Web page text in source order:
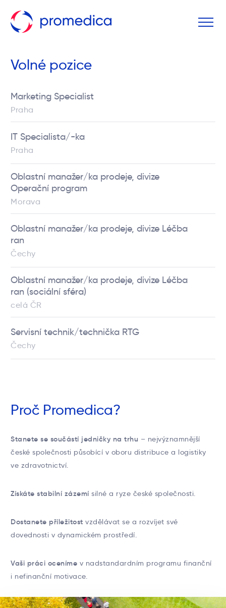
Volné pozice
Marketing Specialist
Praha
IT Specialista/-ka
Praha
Oblastní manažer/ka prodeje, divize
Operační program
Morava
Oblastní manažer/ka prodeje, divize Léčba
ran
Čechy
Oblastní manažer/ka prodeje, divize Léčba
ran (sociální sféra)
celá ČR
Servisní technik/technička RTG
Čechy
Proč Promedica?
Stanete se součástí jedničky na trhu – nejvýznamnější
české společnosti působící v oboru distribuce a logistiky
ve zdravotnictví.
Získáte stabilní zázemí silné a ryze české společnosti.
Dostanete příležitost vzdělávat se a rozvíjet své
dovednosti v dynamickém prostředí.
Vaši práci oceníme v nadstandardním programu finanční
i nefinanční motivace.